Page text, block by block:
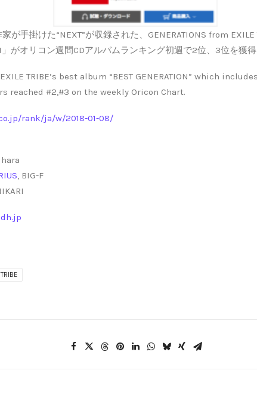
が手掛けた“NEXT”が収録された、GENERATIONS from
」がオリコン週間CDアルバムランキング初週で2位、3位を獲得
TRIBE’s best album “BEST GENERATION” which
reached #2,#3 on the weekly Oricon Chart.
rank/ja/w/2018-01-08/
, BIG-F